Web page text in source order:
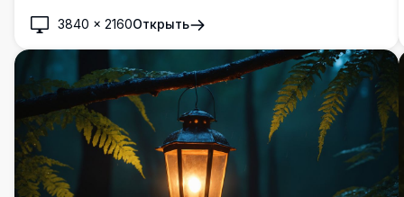
передает величие природы. Идеально подходит для
экрана с четкими и детализированными визуальными
эффектами, отлично для любителей природы.
3840 × 2160Открыть